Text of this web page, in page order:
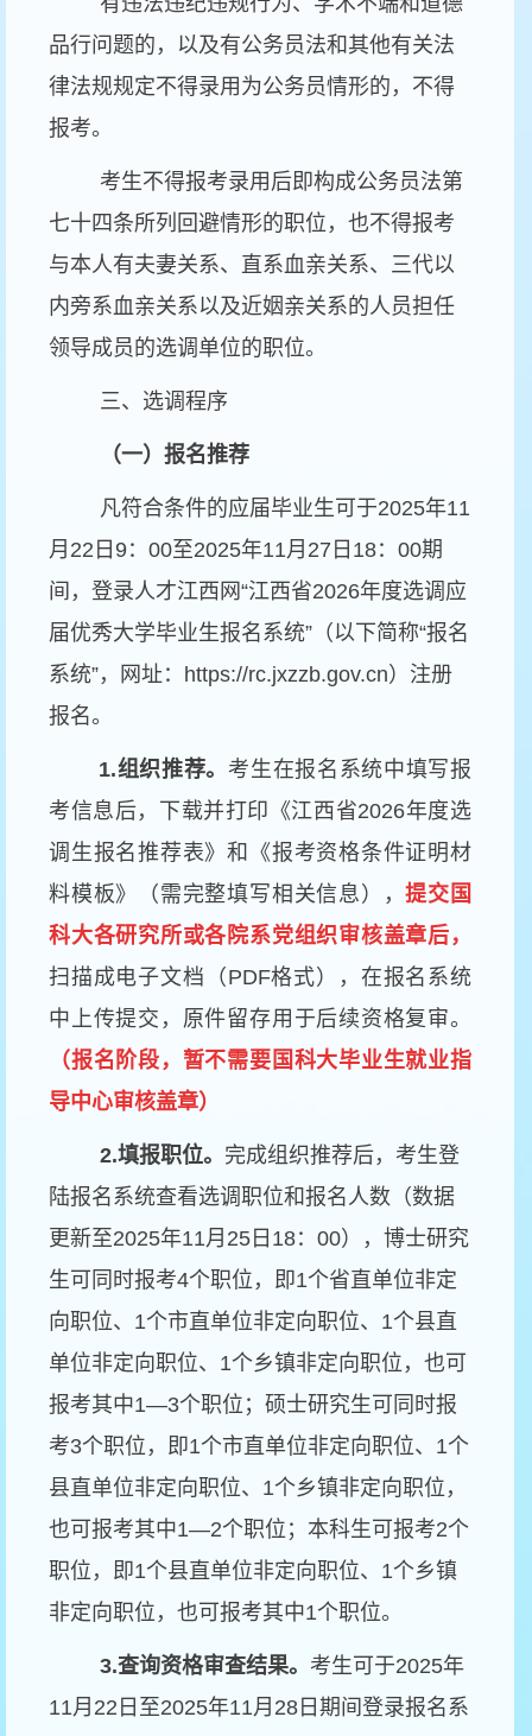
品行问题的，以及有公务员法和其他有关法
律法规规定不得录用为公务员情形的，不得
报考。
考生不得报考录用后即构成公务员法第
七十四条所列回避情形的职位，也不得报考
与本人有夫妻关系、直系血亲关系、三代以
内旁系血亲关系以及近姻亲关系的人员担任
领导成员的选调单位的职位。
三、选调程序
（一）报名推荐
凡符合条件的应届毕业生可于2025年11
月22日9：00至2025年11月27日18：00期
间，登录人才江西网“江西省2026年度选调应
届优秀大学毕业生报名系统”（以下简称“报名
系统”，网址：https://rc.jxzzb.gov.cn）注册
报名。
1.组织推荐。 考生在报名系统中填写报
考信息后，下载并打印《江西省2026年度选
调生报名推荐表》和《报考资格条件证明材
料模板》（需完整填写相关信息），提交国
科大各研究所或各院系党组织审核盖章后，
扫描成电子文档（PDF格式），在报名系统
中上传提交，原件留存用于后续资格复审。
（报名 阶段 ， 暂不需要国科大毕业生就业指
导中心审核盖章）
2.填报职位。 完成组织推荐后，考生登
陆报名系统查看选调职位和报名人数（数据
更新至2025年11月25日18：00），博士研究
生可同时报考4个职位，即1个省直单位非定
向职位、1个市直单位非定向职位、1个县直
单位非定向职位、1个乡镇非定向职位，也可
报考其中1—3个职位；硕士研究生可同时报
考3个职位，即1个市直单位非定向职位、1个
县直单位非定向职位、1个乡镇非定向职位，
也可报考其中1—2个职位；本科生可报考2个
职位，即1个县直单位非定向职位、1个乡镇
非定向职位，也可报考其中1个职位。
3.查询资格审查结果。 考生可于2025年
11月22日至2025年11月28日期间登录报名系